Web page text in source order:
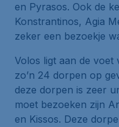
en Pyrasos. Ook de
Konstrantinos, Agia
zeker een bezoekje
Volos ligt aan de voet
zo’n 24 dorpen op
deze dorpen is zeer
moet bezoeken zijn
en Kissos. Deze